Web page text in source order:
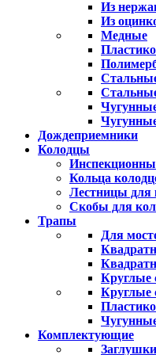
Из
Из
Медные
Дождеприемники
Колодцы
Кольца
Лестницы для
Скобы для
Трапы
Для
Круглые
Круглые
Комплектующие